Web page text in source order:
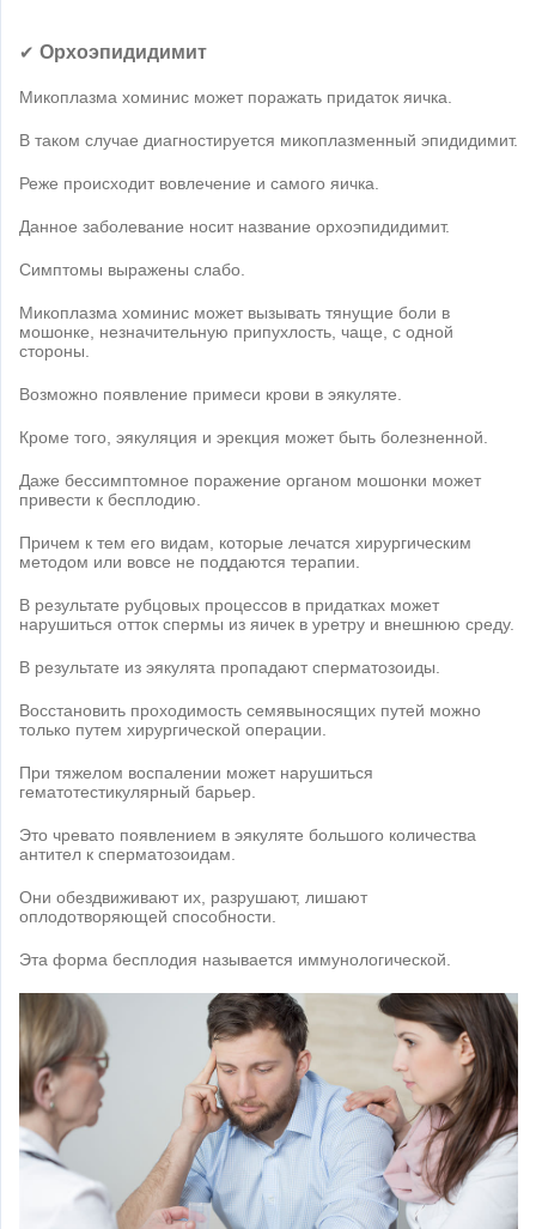
✔ Орхоэпидидимит
Микоплазма хоминис может поражать придаток яичка.
В таком случае диагностируется микоплазменный эпидидимит.
Реже происходит вовлечение и самого яичка.
Данное заболевание носит название орхоэпидидимит.
Симптомы выражены слабо.
Микоплазма хоминис может вызывать тянущие боли в
мошонке, незначительную припухлость, чаще, с одной
стороны.
Возможно появление примеси крови в эякуляте.
Кроме того, эякуляция и эрекция может быть болезненной.
Даже бессимптомное поражение органом мошонки может
привести к бесплодию.
Причем к тем его видам, которые лечатся хирургическим
методом или вовсе не поддаются терапии.
В результате рубцовых процессов в придатках может
нарушиться отток спермы из яичек в уретру и внешнюю среду.
В результате из эякулята пропадают сперматозоиды.
Восстановить проходимость семявыносящих путей можно
только путем хирургической операции.
При тяжелом воспалении может нарушиться
гематотестикулярный барьер.
Это чревато появлением в эякуляте большого количества
антител к сперматозоидам.
Они обездвиживают их, разрушают, лишают
оплодотворяющей способности.
Эта форма бесплодия называется иммунологической.